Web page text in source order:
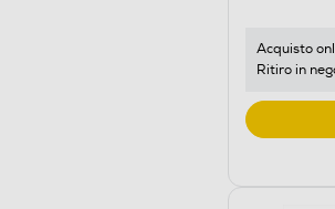
Acquisto
Ritiro in